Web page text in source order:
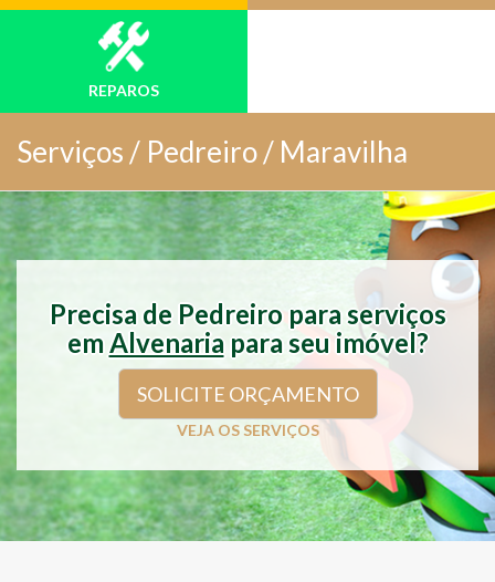
REPAROS
Serviços / Pedreiro / Maravilha
Precisa de Pedreiro para serviços
em Alvenaria para seu imóvel?
SOLICITE ORÇAMENTO
VEJA OS SERVIÇOS